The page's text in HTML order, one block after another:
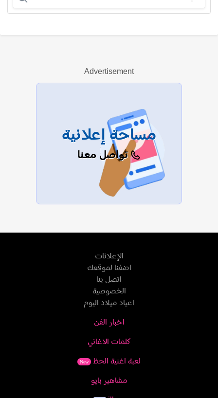
عرض الكل
Advertisement
مساحة إعلانية
تواصل معنا
الإعلانات
اضفنا لموقعك
اتصل بنا
الخصوصية
اعياد ميلاد اليوم
اخبار الفن
كلمات الاغاني
لعبة اغنية الحظ New
مشاهير بايو